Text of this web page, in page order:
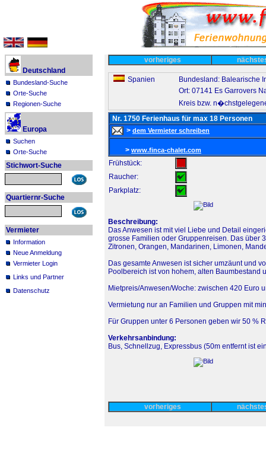
Deutschland
Bundesland-Suche
Orte-Suche
Regionen-Suche
Europa
Suchen
Orte-Suche
Stichwort-Suche
Quartiernr-Suche
Vermieter
Information
Neue Anmeldung
Vermieter Login
Links und Partner
Datenschutz
vorheriges
Spanien
Bundesland: Balearische
Ort: 07141 Es Garrovers
Kreis bzw.
Nr. 1750 Ferienhaus für max 18 Personen
> dem Vermieter schreiben
> www.finca-chalet.com
Frühstück:
Raucher:
Parkplatz:
Beschreibung:
Das Anwesen ist mit viel Liebe und Detail
grosse Familien oder Gruppenreisen. Das über
Zitronen, Orangen, Mandarinen, Limonen,
Das gesamte Anwesen ist sicher umzäunt und
Poolbereich ist von hohem, alten Baumbestand
Mietpreis/Anwesen/Woche: zwischen 420 Euro
Vermietung nur an Familien und Gruppen mit
Für Gruppen unter 6 Personen geben wir 50 %
Verkehrsanbindung:
Bus, Schnellzug, Expressbus (50m entfernt ist
vorheriges